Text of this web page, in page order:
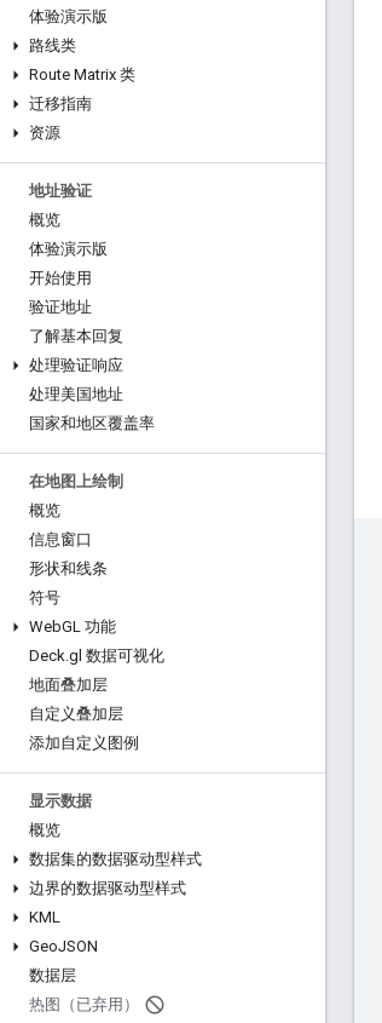
体验演示版
路线类
Route Matrix 类
迁移指南
资源
地址验证
概览
体验演示版
开始使用
验证地址
了解基本回复
处理验证响应
处理美国地址
国家和地区覆盖率
在地图上绘制
概览
信息窗口
形状和线条
符号
WebGL 功能
Deck.gl 数据可视化
地面叠加层
自定义叠加层
添加自定义图例
显示数据
概览
数据集的数据驱动型样式
边界的数据驱动型样式
KML
GeoJSON
数据层
热图（已弃用）